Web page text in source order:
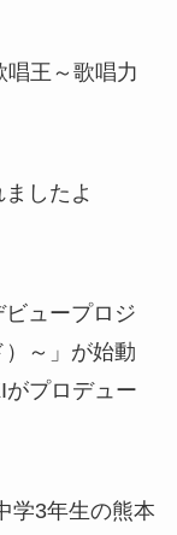
唱王～歌唱力
したよ
ュープロジ
～」が始動
がプロデュー
学3年生の熊本